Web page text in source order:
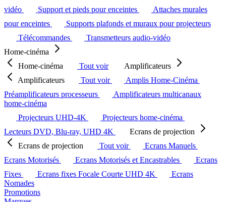
vidéo
Support et pieds pour enceintes
Attaches murales
pour enceintes
Supports plafonds et muraux pour projecteurs
Télécommandes
Transmetteurs audio-vidéo
Home-cinéma
Home-cinéma
Tout voir
Amplificateurs
Amplificateurs
Tout voir
Amplis Home-Cinéma
Préamplificateurs processeurs
Amplificateurs multicanaux
home-cinéma
Projecteurs UHD-4K
Projecteurs home-cinéma
Lecteurs DVD, Blu-ray, UHD 4K
Ecrans de projection
Ecrans de projection
Tout voir
Ecrans Manuels
Ecrans Motorisés
Ecrans Motorisés et Encastrables
Ecrans
Fixes
Ecrans fixes Focale Courte UHD 4K
Ecrans
Nomades
Promotions